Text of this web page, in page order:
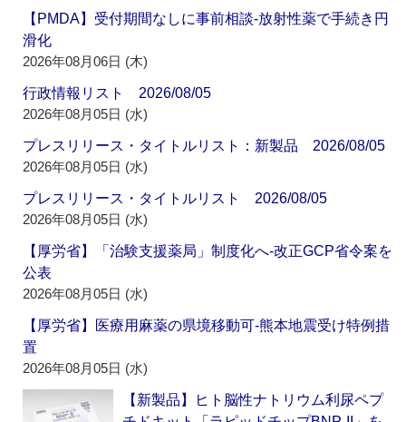
【PMDA】受付期間なしに事前相談‐放射性薬で手続き円
滑化
2026年08月06日 (木)
行政情報リスト 2026/08/05
2026年08月05日 (水)
プレスリリース・タイトルリスト：新製品 2026/08/05
2026年08月05日 (水)
プレスリリース・タイトルリスト 2026/08/05
2026年08月05日 (水)
【厚労省】「治験支援薬局」制度化へ‐改正GCP省令案を
公表
2026年08月05日 (水)
【厚労省】医療用麻薬の県境移動可‐熊本地震受け特例措
置
2026年08月05日 (水)
【新製品】ヒト脳性ナトリウム利尿ペプ